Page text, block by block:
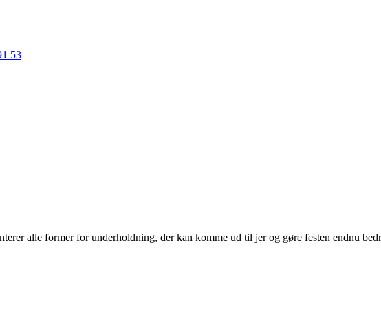
53
alle former for underholdning, der kan komme ud til jer og gøre festen endnu